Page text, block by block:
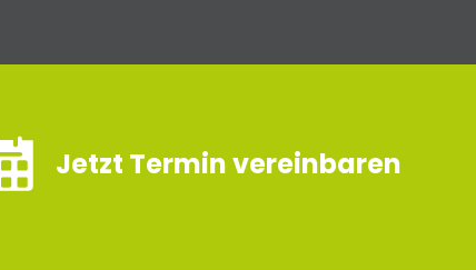
Jetzt Termin vereinbaren